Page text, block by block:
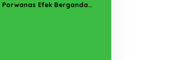
Porwanas Efek Berganda